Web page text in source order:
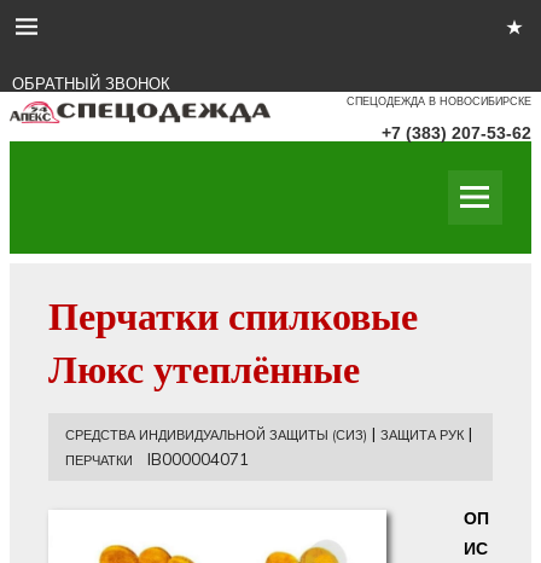
ОБРАТНЫЙ ЗВОНОК
СПЕЦОДЕЖДА В НОВОСИБИРСКЕ
+7 (383) 207-53-62
Перчатки спилковые
Люкс утеплённые
СРЕДСТВА ИНДИВИДУАЛЬНОЙ ЗАЩИТЫ (СИЗ) | ЗАЩИТА РУК|
ПЕРЧАТКИ IB000004071
ОП
ИС